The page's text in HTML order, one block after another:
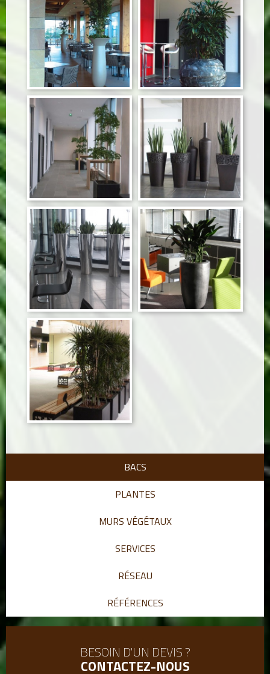
BACS
PLANTES
MURS VÉGÉTAUX
SERVICES
RÉSEAU
RÉFÉRENCES
BESOIN D'UN DEVIS ?
CONTACTEZ-NOUS